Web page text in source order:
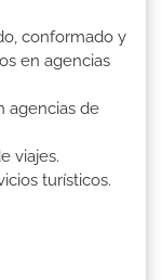
conformado y
en agencias
agencias de
viajes.
turísticos.